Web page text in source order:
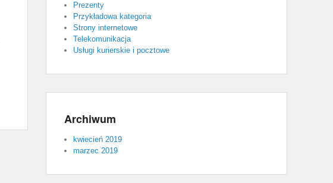
Prezenty
Przykładowa kategoria
Strony internetowe
Telekomunikacja
Usługi kurierskie i pocztowe
Archiwum
kwiecień 2019
marzec 2019